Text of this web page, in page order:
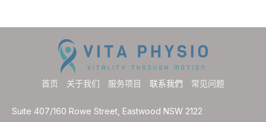
首页 关于我们 服务项目 联系我們 常见问题
Suite 407/160 Rowe Street, Eastwood NSW 2122